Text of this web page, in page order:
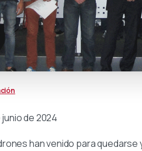
de 2024
han venido para